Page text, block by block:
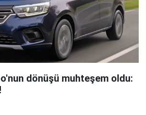
dönüşü muhteşem oldu: